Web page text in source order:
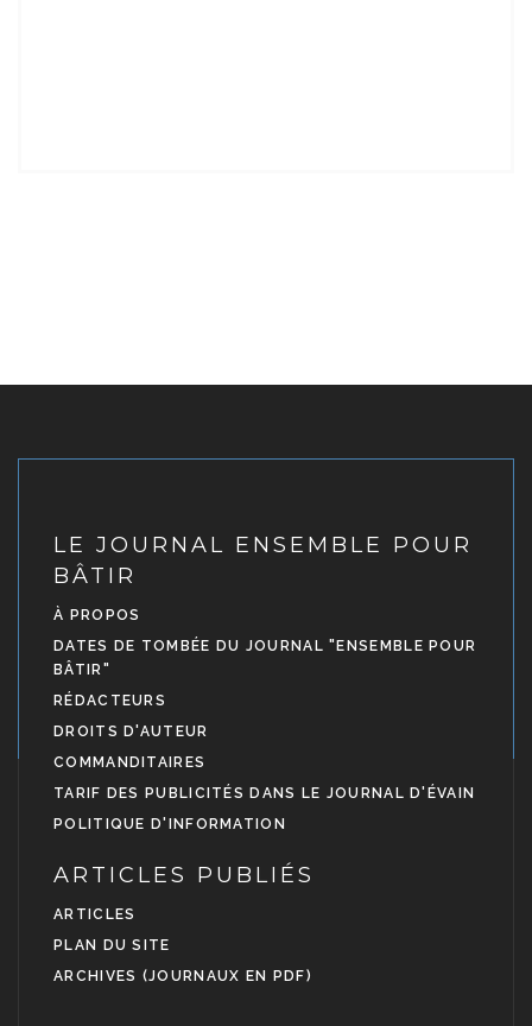
LE JOURNAL ENSEMBLE POUR
BÂTIR
À PROPOS
DATES DE TOMBÉE DU JOURNAL "ENSEMBLE POUR
BÂTIR"
RÉDACTEURS
DROITS D'AUTEUR
COMMANDITAIRES
TARIF DES PUBLICITÉS DANS LE JOURNAL D'ÉVAIN
POLITIQUE D'INFORMATION
ARTICLES PUBLIÉS
ARTICLES
PLAN DU SITE
ARCHIVES (JOURNAUX EN PDF)